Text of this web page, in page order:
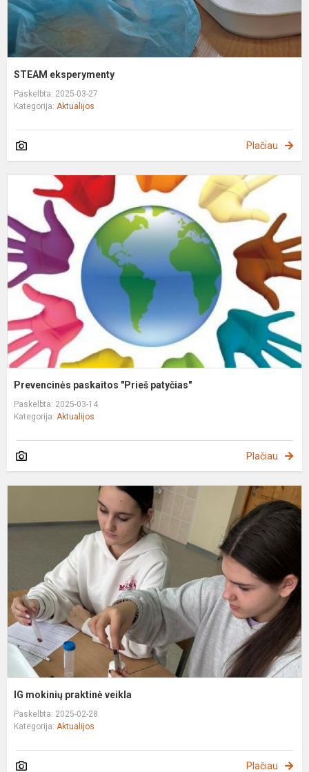
STEAM eksperymenty
Paskelbta: 2025-03-27
Kategorija: Aktualijos
Plačiau
Prevencinės paskaitos "Prieš patyčias"
Paskelbta: 2025-03-14
Kategorija: Aktualijos
Plačiau
IG mokinių praktinė veikla
Paskelbta: 2025-02-28
Kategorija: Aktualijos
Plačiau